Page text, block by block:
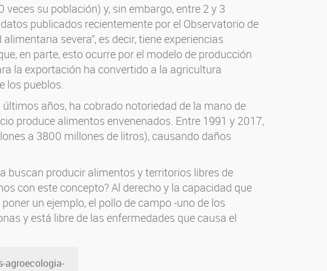
su población) y, sin embargo, entre 2 y 3
publicados recientemente por el Observatorio de
severa”, es decir, tiene experiencias
en parte, esto ocurre por el modelo de producción
la exportación ha convertido a la agricultura
los pueblos.
años, ha cobrado notoriedad de la mano de
produce alimentos envenenados. Entre 1991 y 2017,
a 3800 millones de litros), causando daños
buscan producir alimentos y territorios libres de
con este concepto? Al derecho y la capacidad que
un ejemplo, el pollo de campo -uno de los
y está libre de las enfermedades que causa el